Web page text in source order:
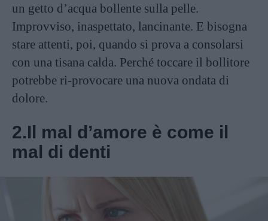
un getto d’acqua bollente sulla pelle.
Improvviso, inaspettato, lancinante. E bisogna
stare attenti, poi, quando si prova a consolarsi
con una tisana calda. Perché toccare il bollitore
potrebbe ri-provocare una nuova ondata di
dolore.
2.Il mal d’amore è come il
mal di denti